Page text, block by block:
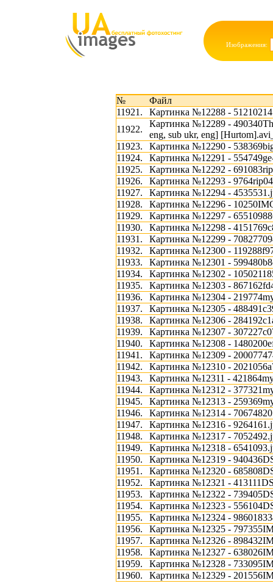
Изображения:
№
Файл
11921.
Картинка №12288 -
11922.
Картинка №12289 -
eng, sub ukr, eng]
11923.
Картинка №12290 -
11924.
Картинка №12291 -
11925.
Картинка №12292 -
11926.
Картинка №12293 -
11927.
Картинка №12294 -
11928.
Картинка №12296 -
11929.
Картинка №12297 -
11930.
Картинка №12298 -
11931.
Картинка №12299 -
11932.
Картинка №12300 -
11933.
Картинка №12301 -
11934.
Картинка №12302 -
11935.
Картинка №12303 -
11936.
Картинка №12304 -
11937.
Картинка №12305 -
11938.
Картинка №12306 -
11939.
Картинка №12307 -
11940.
Картинка №12308 -
11941.
Картинка №12309 -
11942.
Картинка №12310 -
11943.
Картинка №12311 -
11944.
Картинка №12312 -
11945.
Картинка №12313 -
11946.
Картинка №12314 -
11947.
Картинка №12316 -
11948.
Картинка №12317 -
11949.
Картинка №12318 -
11950.
Картинка №12319 -
11951.
Картинка №12320 -
11952.
Картинка №12321 -
11953.
Картинка №12322 -
11954.
Картинка №12323 -
11955.
Картинка №12324 -
11956.
Картинка №12325 -
11957.
Картинка №12326 -
11958.
Картинка №12327 -
11959.
Картинка №12328 -
11960.
Картинка №12329 -